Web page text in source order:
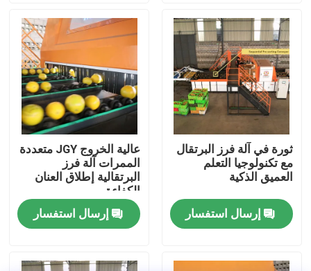
منتجات
أشرطة فيديو
معلومات عنا
جولة في المعمل
مراقبة الجودة
ثورة في آلة فرز البرتقال
مع تكنولوجيا التعلم
العميق الذكية
إرسال استفسار
عالية الخروج JGY متعددة
الممرات آلة فرز
البرتقالية إطلاق العنان
الكفاءة
إرسال استفسار